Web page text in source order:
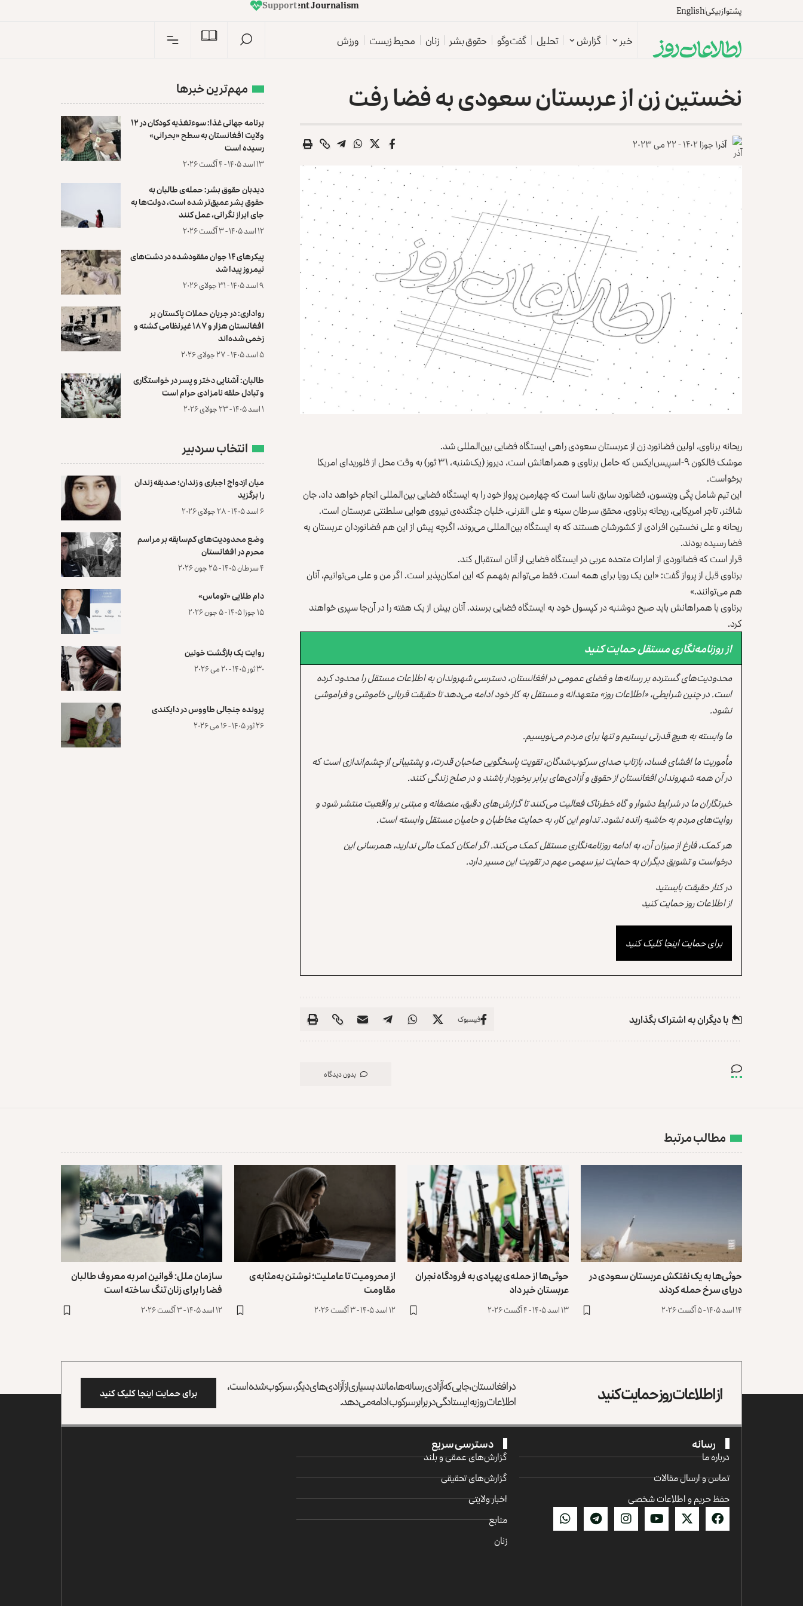
پشتوازبیکیEnglish
m
s
i
l
a
n
r
u
o
J
t
n
e
d
n
e
p
e
d
n
I Support
خبر گزارش تحلیل گفت‌وگو حقوق بشر زنان محیط زیست ورزش
نخستین زن از عربستان سعودی به فضا رفت
آذر۱ جوزا ۱۴۰۲ - ۲۲ می ۲۰۲۳
ریحانه برناوی، اولین فضانورد زن از عربستان سعودی راهی ایستگاه فضایی بین‌المللی شد.
موشک فالکون ۹-اسپیس‌ایکس که حامل برناوی و همراهانش است، دیروز (یک‌شنبه، ۳۱ ثور) به وقت محل از فلوریدای امریکا
برخواست.
این تیم شامل پگی ویتسون، فضانورد سابق ناسا است که چهارمین پرواز خود را به ایستگاه فضایی بین‌المللی انجام خواهد داد، جان
شافنر، تاجر امریکایی، ریحانه برناوی، محقق سرطان سینه و علی القرنی، خلبان جنگنده‌ی نیروی هوایی سلطنتی عربستان است.
ریحانه و علی نخستین افرادی از کشورشان هستند که به ایستگاه بین‌المللی می‌روند، اگرچه پیش از این هم فضانوردان عربستان به
فضا رسیده بودند.
قرار است که فضانوردی از امارات متحده عربی در ایستگاه فضایی از آنان استقبال کند.
برناوی قبل از پرواز گفت: «این یک رویا برای همه است. فقط می‌توانم بفهمم که این امکان‌پذیر است. اگر من و علی می‌توانیم، آنان
هم می‌توانند.»
برناوی با همراهانش باید صبح دوشنبه در کپسول خود به ایستگاه فضایی برسند. آنان بیش از یک هفته را در آن‌جا سپری خواهند
کرد.
از روزنامه‌نگاری مستقل حمایت کنید
محدودیت‌های گسترده بر رسانه‌ها و فضای عمومی در افغانستان، دسترسی شهروندان به اطلاعات مستقل را محدود کرده
است. در چنین شرایطی، «اطلاعات روز» متعهدانه و مستقل به کار خود ادامه می‌دهد تا حقیقت قربانی خاموشی و فراموشی
نشود.
ما وابسته به هیچ قدرتی نیستیم و تنها برای مردم می‌نویسیم.
مأموریت ما افشای فساد، بازتاب صدای سرکوب‌شدگان، تقویت پاسخگویی صاحبان قدرت، و پشتیبانی از چشم‌اندازی است که
در آن همه شهروندان افغانستان از حقوق و آزادی‌های برابر برخوردار باشند و در صلح زندگی کنند.
خبرنگاران ما در شرایط دشوار و گاه خطرناک فعالیت می‌کنند تا گزارش‌های دقیق، منصفانه و مبتنی بر واقعیت منتشر شود و
روایت‌های مردم به حاشیه رانده نشود. تداوم این کار، به حمایت مخاطبان و حامیان مستقل وابسته است.
هر کمک، فارغ از میزان آن، به ادامه روزنامه‌نگاری مستقل کمک می‌کند. اگر امکان کمک مالی ندارید، همرسانی این
درخواست و تشویق دیگران به حمایت نیز سهمی مهم در تقویت این مسیر دارد.
در کنار حقیقت بایستید
از اطلاعات روز حمایت کنید
برای حمایت اینجا کلیک کنید
با دیگران به‌‌ اشتراک بگذارید فیسبوک
بدون دیدگاه
مهم‌ترین خبرها
برنامه جهانی غذا: سوءتغذیه کودکان در ۱۲
ولایت افغانستان به سطح «بحرانی»
رسیده است
۱۳ اسد ۱۴۰۵ - ۴ آگست ۲۰۲۶
دیدبان حقوق بشر: حمله‌ی طالبان به
حقوق بشر عمیق‌تر شده است، دولت‌ها به
جای ابراز نگرانی، عمل کنند
۱۲ اسد ۱۴۰۵ - ۳ آگست ۲۰۲۶
پیکرهای ۱۴ جوان مفقودشده در دشت‌های
نیمروز پیدا شد
۹ اسد ۱۴۰۵ - ۳۱ جولای ۲۰۲۶
رواداری: در جریان حملات پاکستان بر
افغانستان هزار و ۱۸۷ غیرنظامی کشته و
زخمی شده‌اند
۵ اسد ۱۴۰۵ - ۲۷ جولای ۲۰۲۶
طالبان: آشنایی دختر و پسر در خواستگاری
و تبادل حلقه نامزادی حرام است
۱ اسد ۱۴۰۵ - ۲۳ جولای ۲۰۲۶
انتخاب سردبیر
میان ازدواج اجباری و زندان؛ صدیقه زندان
را برگزید
۶ اسد ۱۴۰۵ - ۲۸ جولای ۲۰۲۶
وضع محدودیت‌های کم‌سابقه بر مراسم
محرم در افغانستان
۴ سرطان ۱۴۰۵ - ۲۵ جون ۲۰۲۶
دام طلایی «توماس»
۱۵ جوزا ۱۴۰۵ - ۵ جون ۲۰۲۶
روایت یک بازگشت خونین
۳۰ ثور ۱۴۰۵ - ۲۰ می ۲۰۲۶
پرونده‌ جنجالی طاووس در دایکندی
۲۶ ثور ۱۴۰۵ - ۱۶ می ۲۰۲۶
مطالب مرتبط
حوثی‌ها به یک نفتکش عربستان سعودی در
دریای سرخ حمله کردند
۱۴ اسد ۱۴۰۵ - ۵ آگست ۲۰۲۶
حوثی‌ها از حمله‌ی پهپادی به فرودگاه نجران
عربستان خبر داد
۱۳ اسد ۱۴۰۵ - ۴ آگست ۲۰۲۶
از محرومیت تا عاملیت؛ نوشتن به‌مثابه‌ی
مقاومت
۱۲ اسد ۱۴۰۵ - ۳ آگست ۲۰۲۶
سازمان ملل: قوانین امر به معروف طالبان
فضا را برای زنان تنگ ساخته است
۱۲ اسد ۱۴۰۵ - ۳ آگست ۲۰۲۶
از اطلاعات روز حمایت کنید در افغانستان، جایی که آزادی رسانه‌ها، مانند بسیاری از آزادی‌های دیگر، سرکوب شده است،
اطلاعات روز به ایستادگی در برابر سرکوب ادامه می‌دهد. برای حمایت اینجا کلیک کنید
رسانه
درباره ما
تماس و ارسال مقالات
حفظ حریم و اطلاعات شخصی
دسترسی سریع
گزارش‌‌های عمقی و بلند
گزارش‌های تحقیقی
اخبار ولایتی
منابع
زنان